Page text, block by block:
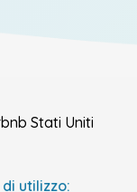
Stati Uniti
utilizzo: